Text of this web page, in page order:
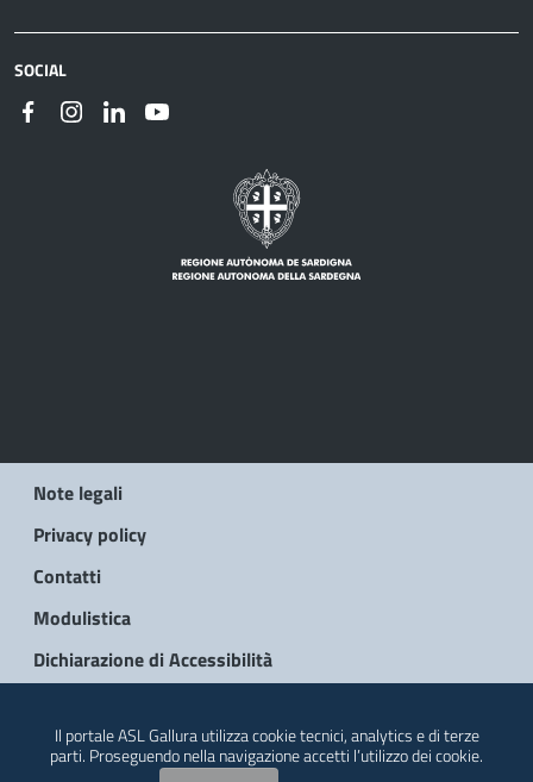
SOCIAL
Note legali
Privacy policy
Contatti
Modulistica
Dichiarazione di Accessibilità
Il portale ASL Gallura utilizza cookie tecnici, analytics e di terze
parti. Proseguendo nella navigazione accetti l’utilizzo dei cookie.